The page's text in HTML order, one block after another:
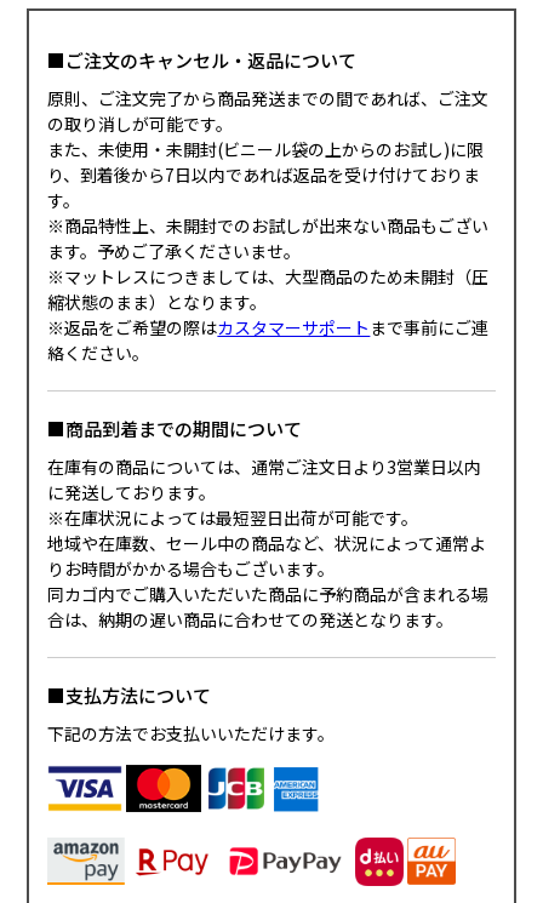
■ご注文のキャンセル・返品について
原則、ご注文完了から商品発送までの間であれば、ご注文
の取り消しが可能です。
また、未使用・未開封(ビニール袋の上からのお試し)に限
り、到着後から7日以内であれば返品を受け付けておりま
す。
※商品特性上、未開封でのお試しが出来ない商品もござい
ます。予めご了承くださいませ。
※マットレスにつきましては、大型商品のため未開封（圧
縮状態のまま）となります。
※返品をご希望の際はカスタマーサポート まで事前にご連
絡ください。
■商品到着までの期間について
在庫有の商品については、通常ご注文日より3営業日以内
に発送しております。
※在庫状況によっては最短翌日出荷が可能です。
地域や在庫数、セール中の商品など、状況によって通常よ
りお時間がかかる場合もございます。
同カゴ内でご購入いただいた商品に予約商品が含まれる場
合は、納期の遅い商品に合わせての発送となります。
■支払方法について
下記の方法でお支払いいただけます。